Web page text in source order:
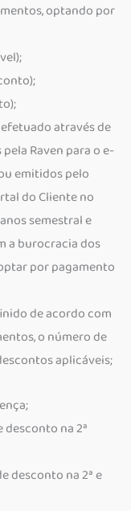
optando por
através de
Raven para o e-
emitidos pelo
do Cliente no
semestral e
a burocracia dos
por pagamento
de acordo com
o número de
aplicáveis;
desconto na 2ª
desconto na 2ª e